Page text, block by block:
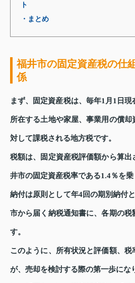
ト
・まとめ
福井市の固定資産税の仕
係
まず、固定資産税は、毎年1月1日
所在する土地や家屋、事業用の償却
対して課税される地方税です。
税額は、固定資産税評価額から算
井市の固定資産税率である1.4％を乗
納付は原則として年4回の期別納付
市から届く納税通知書に、各期の税
す。
このように、所有状況と評価額、税
が、売却を検討する際の第一歩にな